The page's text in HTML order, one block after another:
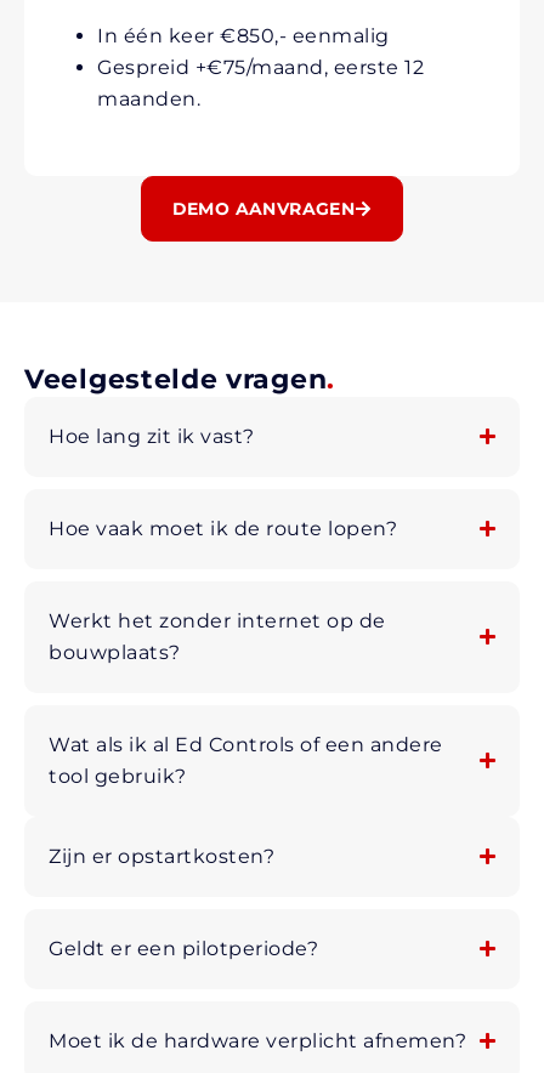
In één keer €850,- eenmalig
Gespreid +€75/maand, eerste 12
maanden.
DEMO AANVRAGEN
Veelgestelde vragen.
Hoe lang zit ik vast?
Hoe vaak moet ik de route lopen?
Werkt het zonder internet op de
bouwplaats?
Wat als ik al Ed Controls of een andere
tool gebruik?
Zijn er opstartkosten?
Geldt er een pilotperiode?
Moet ik de hardware verplicht afnemen?